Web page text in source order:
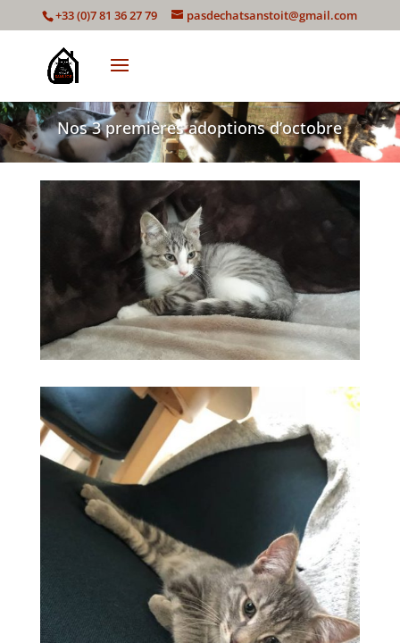
+33 (0)7 81 36 27 79 pasdechatsanstoit@gmail.com
Nos 3 premières adoptions d’octobre